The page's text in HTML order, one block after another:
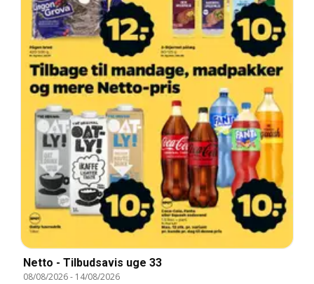
Netto - Tilbudsavis uge 33
08/08/2026- 14/08/2026